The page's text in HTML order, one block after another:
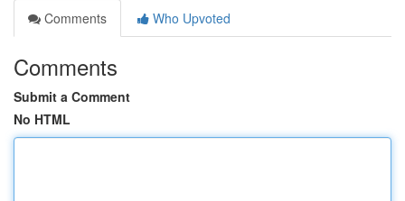
Comments
Who Upvoted
Comments
Submit a Comment
No HTML